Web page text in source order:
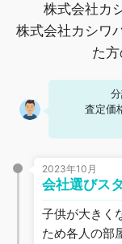
株式会社カ
株式会社カシワ
た
査定価
2023年10月
会社選びス
子供が大きく
ため各人の部